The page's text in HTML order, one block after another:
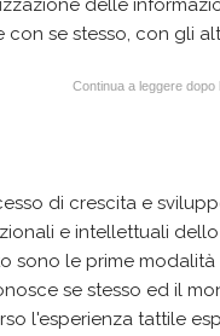
delle
con se stesso, con gli
Continua a leggere dopo
di crescita e
e intellettuali
sono le prime
se stesso ed il
l'esperienza tattile